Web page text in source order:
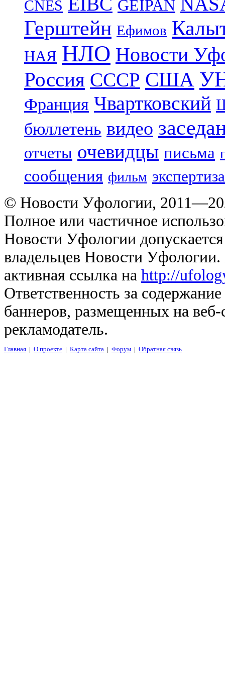
CNES GEIPAN
Герштейн Ефимов
НАЯ НЛО Новости
Россия СССР США
Франция Чвартковский
бюллетень видео
отчеты очевидцы письма
сообщения фильм экспертиза
© Новости Уфологии,
Полное или частичное
Новости Уфологии
владельцев Новости
активная ссылка на http://
Ответственность за
баннеров, размещенных на
рекламодатель.
Главная | О проекте | Карта сайта | Форум | Обратная связь